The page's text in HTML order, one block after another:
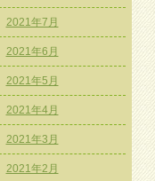
2021年7月
2021年6月
2021年5月
2021年4月
2021年3月
2021年2月